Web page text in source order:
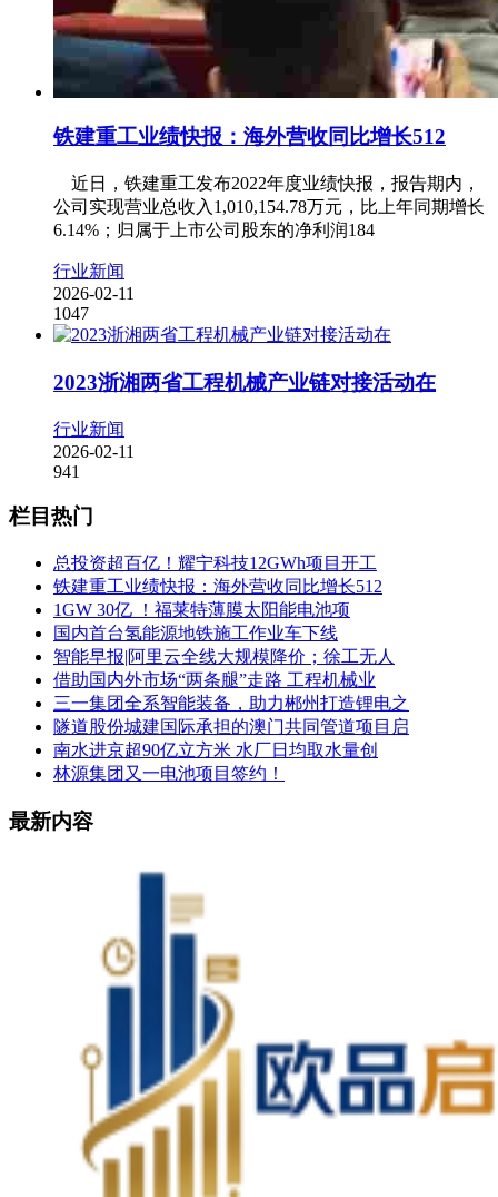
铁建重工业绩快报：海外营收同比增长512
近日，铁建重工发布2022年度业绩快报，报告期内，
公司实现营业总收入1,010,154.78万元，比上年同期增长
6.14%；归属于上市公司股东的净利润184
行业新闻
2026-02-11
1047
2023浙湘两省工程机械产业链对接活动在
行业新闻
2026-02-11
941
栏目热门
总投资超百亿！耀宁科技12GWh项目开工
铁建重工业绩快报：海外营收同比增长512
1GW 30亿 ！福莱特薄膜太阳能电池项
国内首台氢能源地铁施工作业车下线
智能早报|阿里云全线大规模降价；徐工无人
借助国内外市场“两条腿”走路 工程机械业
三一集团全系智能装备，助力郴州打造锂电之
隧道股份城建国际承担的澳门共同管道项目启
南水进京超90亿立方米 水厂日均取水量创
林源集团又一电池项目签约！
最新内容